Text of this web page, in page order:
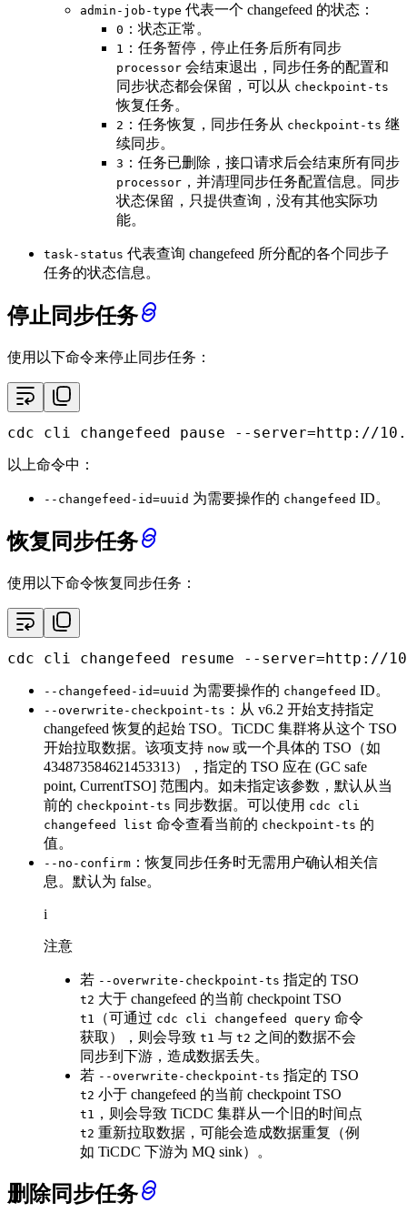
admin-job-type 代表一个 changefeed 的状态：
0 ：状态正常。
1 ：任务暂停，停止任务后所有同步
processor 会结束退出，同步任务的配置和
同步状态都会保留，可以从 checkpoint-ts
恢复任务。
2 ：任务恢复，同步任务从 checkpoint-ts 继
续同步。
3 ：任务已删除，接口请求后会结束所有同步
processor ，并清理同步任务配置信息。同步
状态保留，只提供查询，没有其他实际功
能。
task-status 代表查询 changefeed 所分配的各个同步子
任务的状态信息。
停止同步任务
使用以下命令来停止同步任务：
cdc cli changefeed pause --server=http://
以上命令中：
--changefeed-id=uuid 为需要操作的 changefeed ID。
恢复同步任务
使用以下命令恢复同步任务：
cdc cli changefeed resume --server=http://
--changefeed-id=uuid 为需要操作的 changefeed ID。
--overwrite-checkpoint-ts ：从 v6.2 开始支持指定
changefeed 恢复的起始 TSO。TiCDC 集群将从这个 TSO
开始拉取数据。该项支持 now 或一个具体的 TSO（如
434873584621453313），指定的 TSO 应在 (GC safe
point, CurrentTSO] 范围内。如未指定该参数，默认从当
前的 checkpoint-ts 同步数据。可以使用 cdc cli
changefeed list 命令查看当前的 checkpoint-ts 的
值。
--no-confirm ：恢复同步任务时无需用户确认相关信
息。默认为 false。
i
注意
若 --overwrite-checkpoint-ts 指定的 TSO
t2 大于 changefeed 的当前 checkpoint TSO
t1 （可通过 cdc cli changefeed query 命令
获取），则会导致 t1 与 t2 之间的数据不会
同步到下游，造成数据丢失。
若 --overwrite-checkpoint-ts 指定的 TSO
t2 小于 changefeed 的当前 checkpoint TSO
t1 ，则会导致 TiCDC 集群从一个旧的时间点
t2 重新拉取数据，可能会造成数据重复（例
如 TiCDC 下游为 MQ sink）。
删除同步任务